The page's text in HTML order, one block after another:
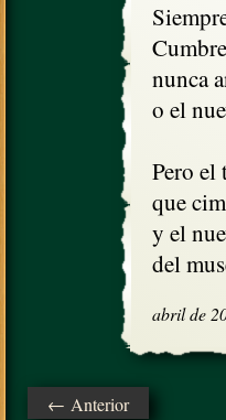
nunca
o el
Pero el
que
y el
del
abril de
← Anterior